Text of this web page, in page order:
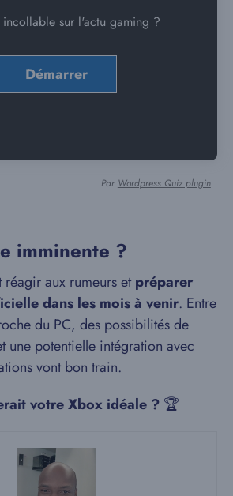
incollable sur l'actu gaming ?
Par Wordpress Quiz plugin
imminente ?
aux rumeurs etpréparer
dans les mois à venir. Entre
du PC, des possibilités de
une potentielle intégration avec
vont bon train.
votre Xbox idéale ? 🏆